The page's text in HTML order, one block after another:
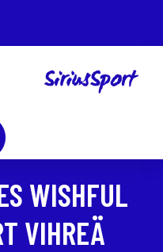
WISHFUL
VIHREÄ